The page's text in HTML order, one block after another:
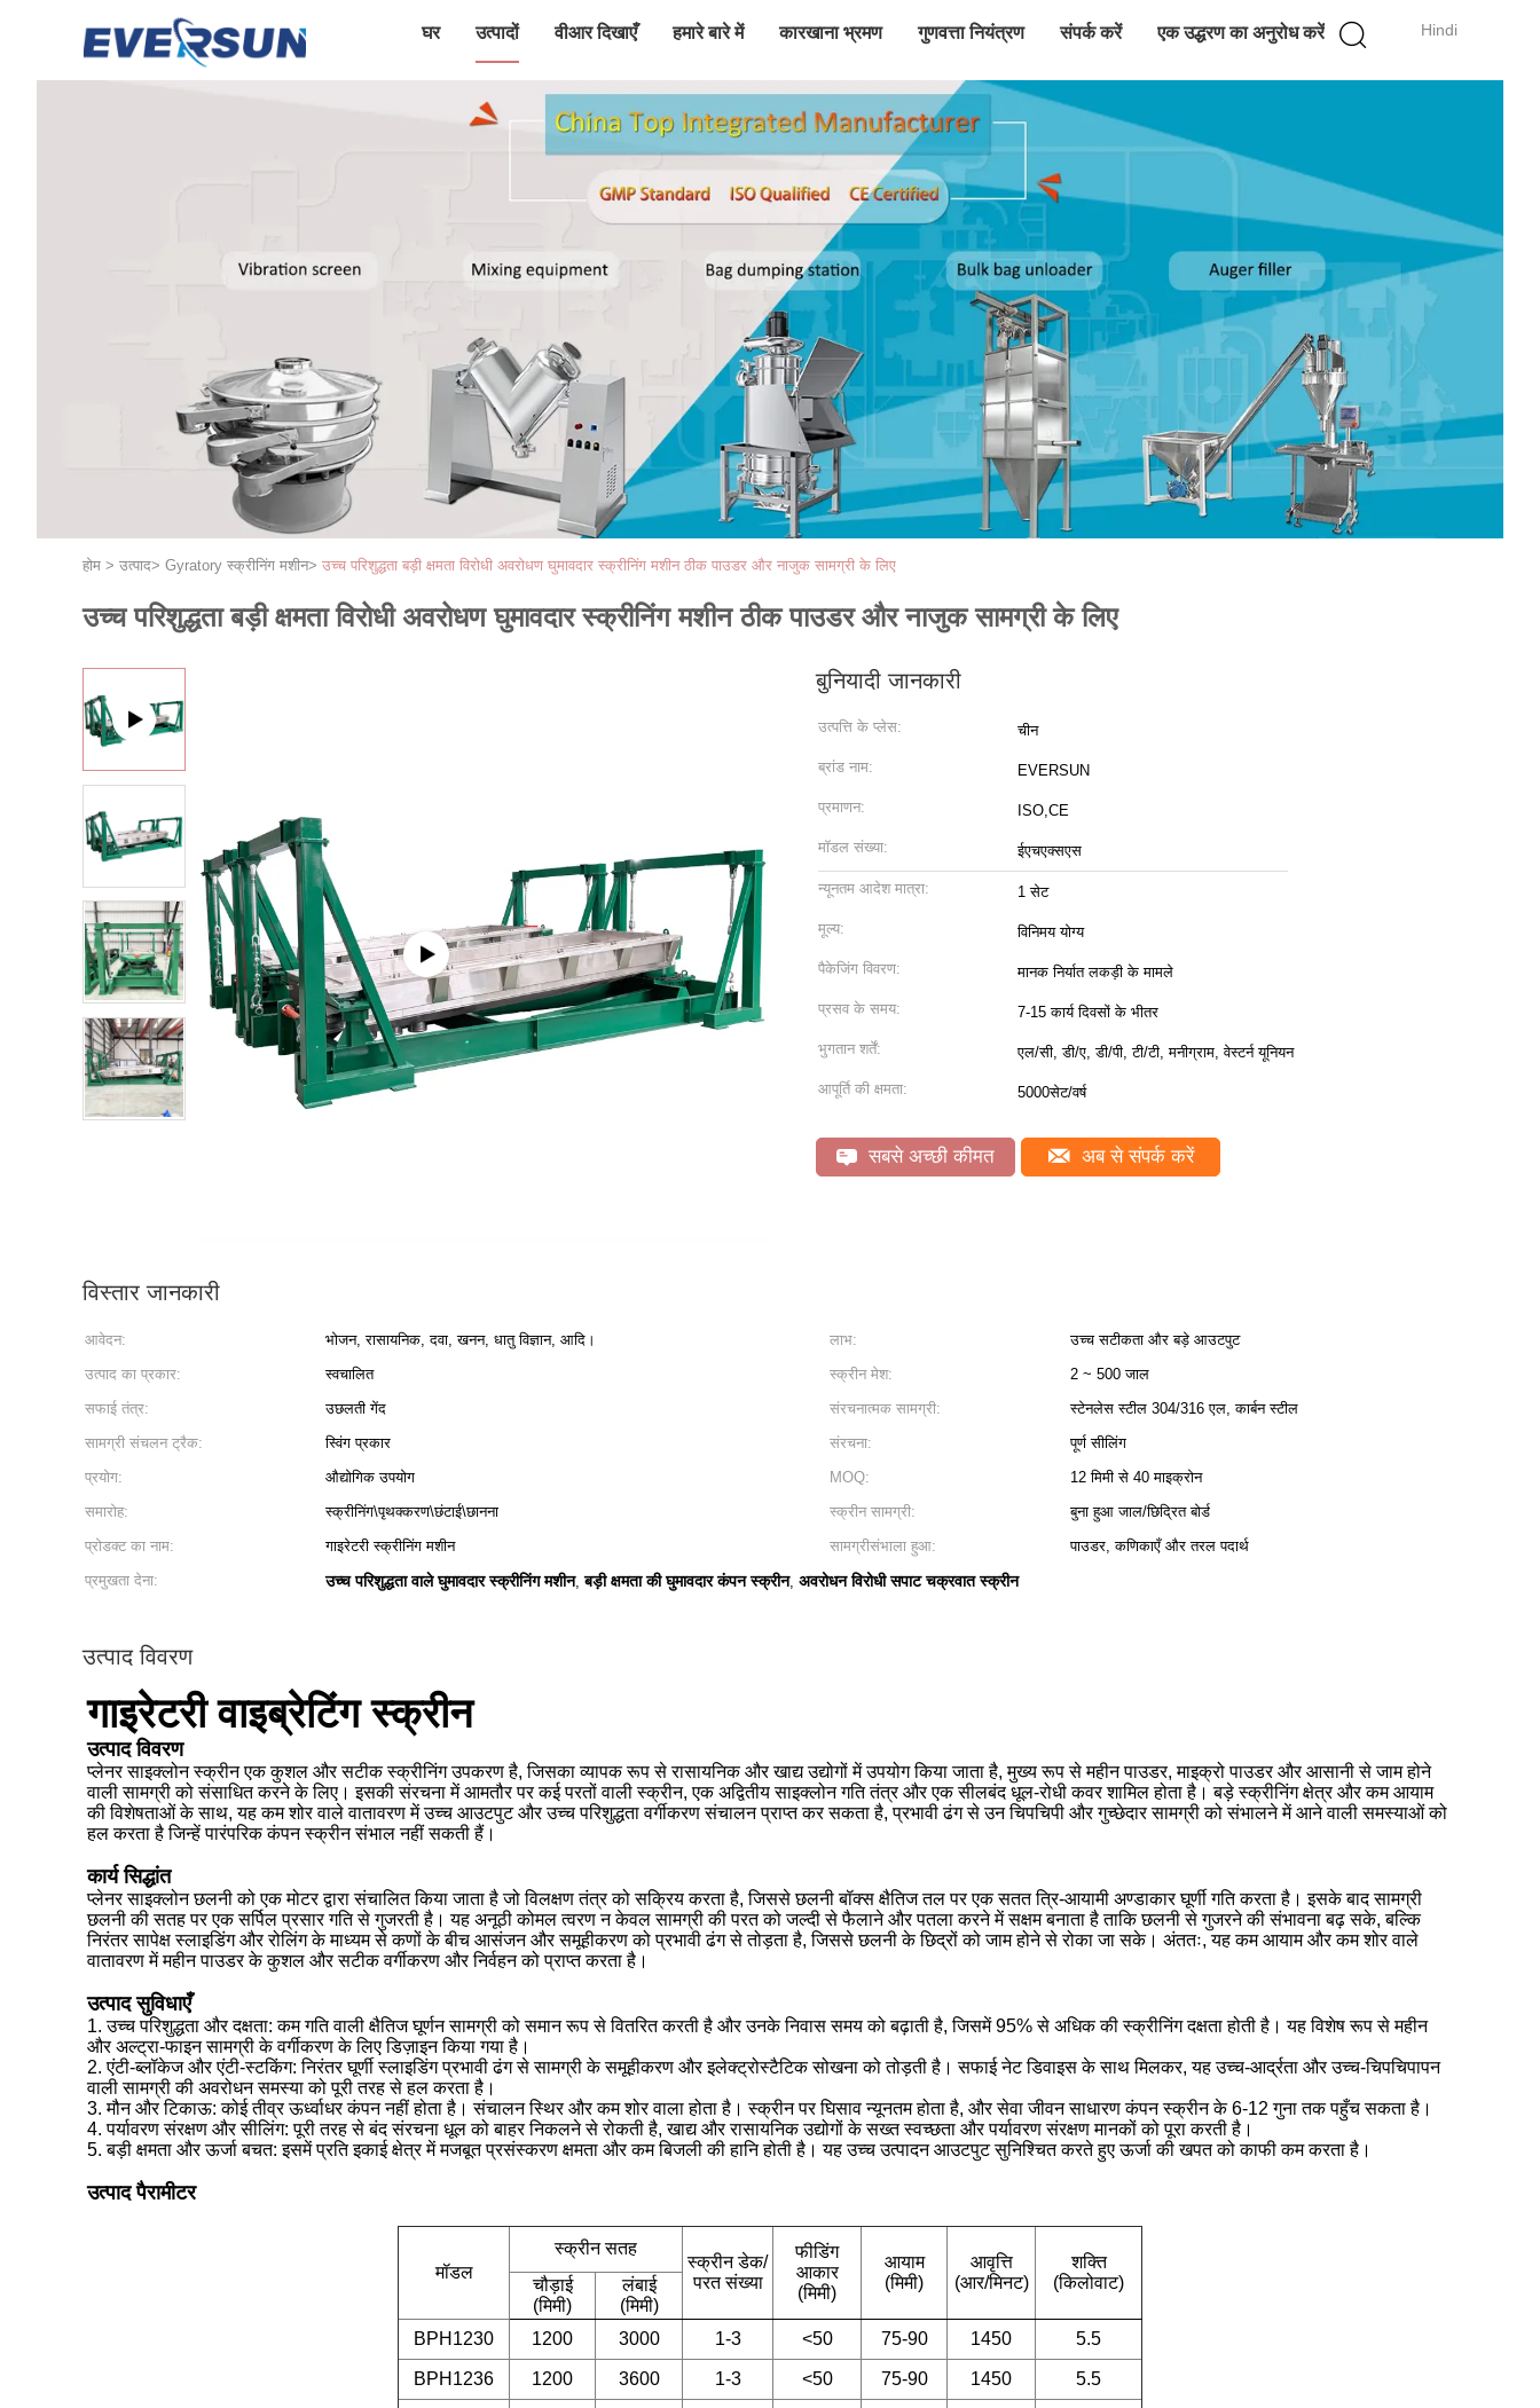
Hindi
घर उत्पादों वीआर दिखाएँ हमारे बारे में कारखाना भ्रमण गुणवत्ता नियंत्रण संपर्क करें एक उद्धरण का अनुरोध करें
होम > उत्पाद> Gyratory स्क्रीनिंग मशीन> उच्च परिशुद्धता बड़ी क्षमता विरोधी अवरोधण घुमावदार स्क्रीनिंग मशीन ठीक पाउडर और नाजुक सामग्री के लिए
उच्च परिशुद्धता बड़ी क्षमता विरोधी अवरोधण घुमावदार स्क्रीनिंग मशीन ठीक पाउडर और नाजुक सामग्री के लिए
बुनियादी जानकारी
उत्पत्ति के प्लेस: चीन
ब्रांड नाम: EVERSUN
प्रमाणन: ISO,CE
मॉडल संख्या: ईएचएक्सएस
न्यूनतम आदेश मात्रा: 1 सेट
मूल्य: विनिमय योग्य
पैकेजिंग विवरण: मानक निर्यात लकड़ी के मामले
प्रसव के समय: 7-15 कार्य दिवसों के भीतर
भुगतान शर्तें: एल/सी, डी/ए, डी/पी, टी/टी, मनीग्राम, वेस्टर्न यूनियन
आपूर्ति की क्षमता: 5000सेट/वर्ष
सबसे अच्छी कीमत अब से संपर्क करें
विस्तार जानकारी
आवेदन: भोजन, रासायनिक, दवा, खनन, धातु विज्ञान, आदि। लाभ:
उच्च सटीकता और बड़े आउटपुट
उत्पाद का प्रकार:
स्वचालित स्क्रीन मेश:
2 ~ 500 जाल
सफाई तंत्र:
उछलती गेंद संरचनात्मक सामग्री:
स्टेनलेस स्टील 304/316 एल, कार्बन स्टील
सामग्री संचलन ट्रैक:
स्विंग प्रकार संरचना:
पूर्ण सीलिंग
प्रयोग:
औद्योगिक उपयोग MOQ:
12 मिमी से 40 माइक्रोन
समारोह:
स्क्रीनिंग\पृथक्करण\छंटाई\छानना स्क्रीन सामग्री:
बुना हुआ जाल/छिद्रित बोर्ड
प्रोडक्ट का नाम:
गाइरेटरी स्क्रीनिंग मशीन सामग्रीसंभाला हुआ:
पाउडर, कणिकाएँ और तरल पदार्थ
प्रमुखता देना:
उच्च परिशुद्धता वाले घुमावदार स्क्रीनिंग मशीन,बड़ी क्षमता की घुमावदार कंपन स्क्रीन, अवरोधन विरोधी सपाट चक्रवात स्क्रीन
उत्पाद विवरण
गाइरेटरी वाइब्रेटिंग स्क्रीन
उत्पाद विवरण
प्लेनर साइक्लोन स्क्रीन एक कुशल और सटीक स्क्रीनिंग उपकरण है, जिसका व्यापक रूप से रासायनिक और खाद्य उद्योगों में उपयोग किया जाता है, मुख्य रूप से महीन पाउडर, माइक्रो पाउडर और आसानी से जाम होने
वाली सामग्री को संसाधित करने के लिए। इसकी संरचना में आमतौर पर कई परतों वाली स्क्रीन, एक अद्वितीय साइक्लोन गति तंत्र और एक सीलबंद धूल-रोधी कवर शामिल होता है। बड़े स्क्रीनिंग क्षेत्र और कम आयाम
की विशेषताओं के साथ, यह कम शोर वाले वातावरण में उच्च आउटपुट और उच्च परिशुद्धता वर्गीकरण संचालन प्राप्त कर सकता है, प्रभावी ढंग से उन चिपचिपी और गुच्छेदार सामग्री को संभालने में आने वाली समस्याओं को
हल करता है जिन्हें पारंपरिक कंपन स्क्रीन संभाल नहीं सकती हैं।
कार्य सिद्धांत
प्लेनर साइक्लोन छलनी को एक मोटर द्वारा संचालित किया जाता है जो विलक्षण तंत्र को सक्रिय करता है, जिससे छलनी बॉक्स क्षैतिज तल पर एक सतत त्रि-आयामी अण्डाकार घूर्णी गति करता है। इसके बाद सामग्री
छलनी की सतह पर एक सर्पिल प्रसार गति से गुजरती है। यह अनूठी कोमल त्वरण न केवल सामग्री की परत को जल्दी से फैलाने और पतला करने में सक्षम बनाता है ताकि छलनी से गुजरने की संभावना बढ़ सके, बल्कि
निरंतर सापेक्ष स्लाइडिंग और रोलिंग के माध्यम से कणों के बीच आसंजन और समूहीकरण को प्रभावी ढंग से तोड़ता है, जिससे छलनी के छिद्रों को जाम होने से रोका जा सके। अंततः, यह कम आयाम और कम शोर वाले
वातावरण में महीन पाउडर के कुशल और सटीक वर्गीकरण और निर्वहन को प्राप्त करता है।
उत्पाद सुविधाएँ
1. उच्च परिशुद्धता और दक्षता: कम गति वाली क्षैतिज घूर्णन सामग्री को समान रूप से वितरित करती है और उनके निवास समय को बढ़ाती है, जिसमें 95% से अधिक की स्क्रीनिंग दक्षता होती है। यह विशेष रूप से महीन
और अल्ट्रा-फाइन सामग्री के वर्गीकरण के लिए डिज़ाइन किया गया है।
2. एंटी-ब्लॉकेज और एंटी-स्टकिंग: निरंतर घूर्णी स्लाइडिंग प्रभावी ढंग से सामग्री के समूहीकरण और इलेक्ट्रोस्टैटिक सोखना को तोड़ती है। सफाई नेट डिवाइस के साथ मिलकर, यह उच्च-आर्द्रता और उच्च-चिपचिपापन
वाली सामग्री की अवरोधन समस्या को पूरी तरह से हल करता है।
3. मौन और टिकाऊ: कोई तीव्र ऊर्ध्वाधर कंपन नहीं होता है। संचालन स्थिर और कम शोर वाला होता है। स्क्रीन पर घिसाव न्यूनतम होता है, और सेवा जीवन साधारण कंपन स्क्रीन के 6-12 गुना तक पहुँच सकता है।
4. पर्यावरण संरक्षण और सीलिंग: पूरी तरह से बंद संरचना धूल को बाहर निकलने से रोकती है, खाद्य और रासायनिक उद्योगों के सख्त स्वच्छता और पर्यावरण संरक्षण मानकों को पूरा करती है।
5. बड़ी क्षमता और ऊर्जा बचत: इसमें प्रति इकाई क्षेत्र में मजबूत प्रसंस्करण क्षमता और कम बिजली की हानि होती है। यह उच्च उत्पादन आउटपुट सुनिश्चित करते हुए ऊर्जा की खपत को काफी कम करता है।
उत्पाद पैरामीटर
मॉडल
स्क्रीन सतह
स्क्रीन डेक/
परत संख्या
फीडिंग
आकार
(मिमी)
आयाम
(मिमी)
आवृत्ति
(आर/मिनट)
शक्ति
(किलोवाट)
चौड़ाई
(मिमी)
लंबाई
(मिमी)
BPH1230
1200 3000 1-3 <50 75-90 1450 5.5
BPH1236 1200 3600 1-3 <50 75-90 1450 5.5